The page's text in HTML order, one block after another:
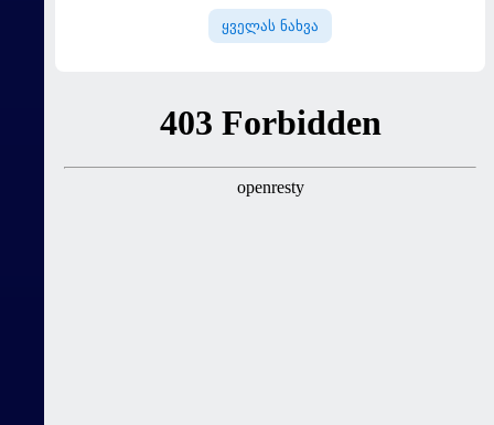
გამარჯვებით დაიწყო
ყველას ნახვა